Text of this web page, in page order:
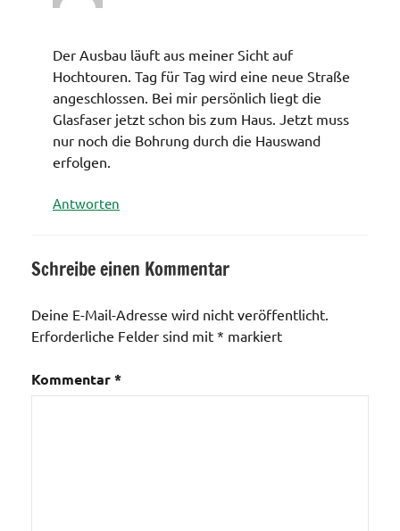
Der Ausbau läuft aus meiner Sicht auf
Hochtouren. Tag für Tag wird eine neue Straße
angeschlossen. Bei mir persönlich liegt die
Glasfaser jetzt schon bis zum Haus. Jetzt muss
nur noch die Bohrung durch die Hauswand
erfolgen.
Antworten
Schreibe einen Kommentar
Deine E-Mail-Adresse wird nicht veröffentlicht.
Erforderliche Felder sind mit * markiert
Kommentar*